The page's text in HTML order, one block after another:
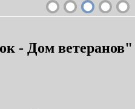
- Дом ветеранов"